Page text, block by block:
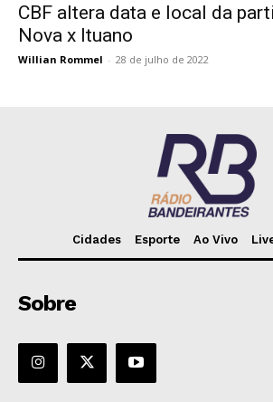
CBF altera data e local da
Nova x Ituano
Willian Rommel - 28 de julho de 2022
Cidades Esporte Ao Vivo
Sobre